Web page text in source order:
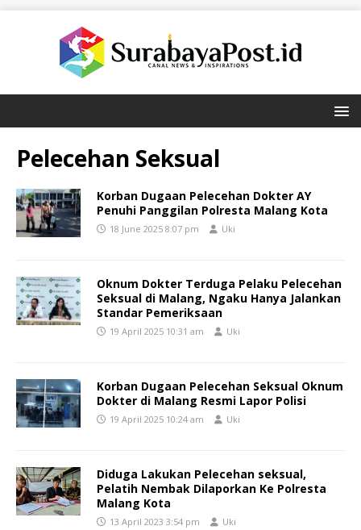
Pelecehan Seksual
Korban Dugaan Pelecehan Dokter AY
Penuhi Panggilan Polresta Malang Kota
18 June 2025 8:07 pm Uki
Oknum Dokter Terduga Pelaku Pelecehan
Seksual di Malang, Ngaku Hanya Jalankan
Standar Pemeriksaan
19 April 2025 10:31 am Uki
Korban Dugaan Pelecehan Seksual Oknum
Dokter di Malang Resmi Lapor Polisi
19 April 2025 10:24 am Uki
Diduga Lakukan Pelecehan seksual,
Pelatih Nembak Dilaporkan Ke Polresta
Malang Kota
13 April 2023 3:54 pm Uki